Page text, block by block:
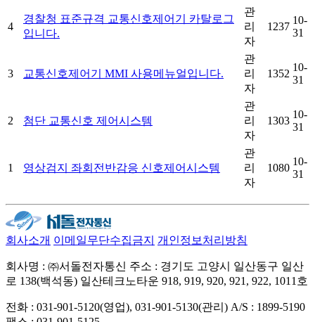
4
경찰청 표준규격 교통신호제어기 카탈로그
입니다.
관
리
자
1237
10-
31
3 교통신호제어기 MMI 사용메뉴얼입니다.
관
리
자
1352
10-
31
2 첨단 교통신호 제어시스템
관
리
자
1303
10-
31
1 영상검지 좌회전반감응 신호제어시스템
관
리
자
1080
10-
31
회사소개 이메일무단수집금지 개인정보처리방침
회사명 : ㈜서돌전자통신 주소 : 경기도 고양시 일산동구 일산
로 138(백석동) 일산테크노타운 918, 919, 920, 921, 922, 1011호
전화 : 031-901-5120(영업), 031-901-5130(관리) A/S : 1899-5190